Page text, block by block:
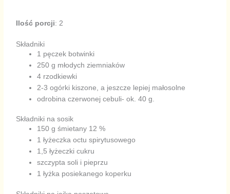
Ilość porcji: 2
Składniki
1 pęczek botwinki
250 g młodych ziemniaków
4 rzodkiewki
2-3 ogórki kiszone, a jeszcze lepiej małosolne
odrobina czerwonej cebuli- ok. 40 g.
Składniki na sosik
150 g śmietany 12 %
1 łyżeczka octu spirytusowego
1,5 łyżeczki cukru
szczypta soli i pieprzu
1 łyżka posiekanego koperku